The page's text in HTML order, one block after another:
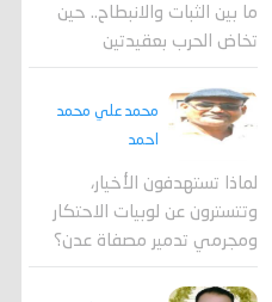
ما بين الثبات والانبطاح.. حين
تخاض الحرب بعقيدتين
محمد علي محمد
احمد
لماذا تستهدفون الأخيار،
وتتسترون عن لوبيات الاحتكار
ومجرمي تدمير مصفاة عدن؟